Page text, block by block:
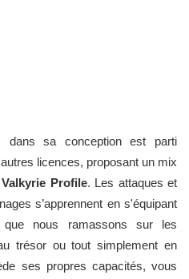
dans sa conception est parti
licences, proposant un mix
Valkyrie Profile. Les attaques et
s’apprennent en s'équipant
nous ramassons sur les
trésor ou tout simplement en
ses propres capacités, vous